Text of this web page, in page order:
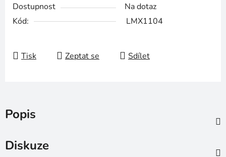
Dostupnost
Na dotaz
Kód:
LMX1104
Tisk Zeptat se Sdílet
Popis
Diskuze